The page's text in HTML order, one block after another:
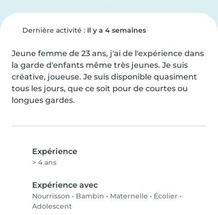
Dernière activité : Il y a 4 semaines
Jeune femme de 23 ans, j'ai de l'expérience dans
la garde d'enfants même très jeunes. Je suis
créative, joueuse. Je suis disponible quasiment
tous les jours, que ce soit pour de courtes ou
longues gardes.
Expérience
> 4 ans
Expérience avec
Nourrisson • Bambin • Maternelle • Écolier •
Adolescent